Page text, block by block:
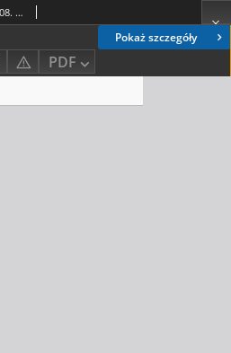
Pokaż szczegóły
PDF
Głos : tygodnik nowohucki, 1996. 08. 16, nr 33